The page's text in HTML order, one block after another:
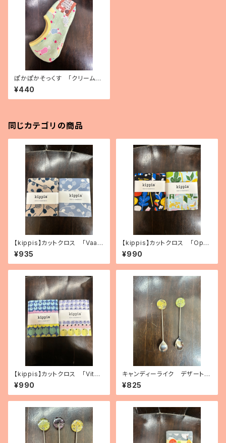
ぽかぽかそっくす 「クリームソ
ーダ」くるぶし丈
¥440
同じカテゴリの商品
【kippis】カットクロス 「Vaap
ukka／ラズベリー」（2色）
¥935
【kippis】カットクロス 「Oppi
／教育」（2色）
¥990
【kippis】カットクロス 「Vita
miini／ビタミン」（3種）
¥990
キャンディーライク デザートス
プーン（2種）
¥825